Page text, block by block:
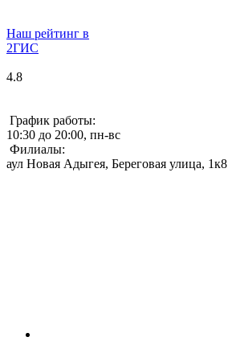
Наш рейтинг в
2ГИС
4.8
График работы:
10:30 до 20:00, пн-вс
Филиалы:
аул Новая Адыгея, Береговая улица, 1к8